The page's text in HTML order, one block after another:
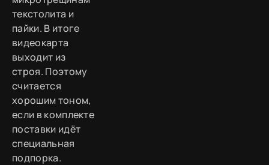
текстолита и
пайки. В итоге
видеокарта
выходит из
строя. Поэтому
считается
хорошим тоном,
если в комплекте
поставки идёт
специальная
подпорка.